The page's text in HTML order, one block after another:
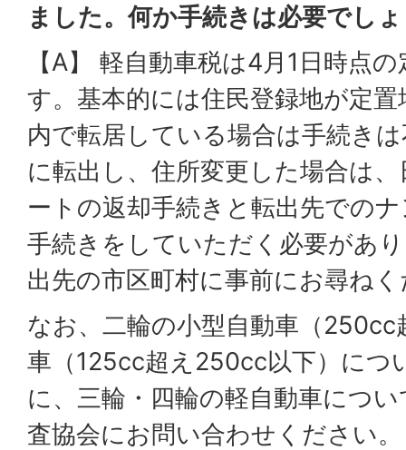
ました。何か手続きは必要でし
【A】 軽自動車税は4月1日時点
す。基本的には住民登録地が定
内で転居している場合は手続き
に転出し、住所変更した場合は
ートの返却手続きと転出先での
手続きをしていただく必要があ
出先の市区町村に事前にお尋ね
なお、二輪の小型自動車（250cc
車（125cc超え250cc以下）につ
に、三輪・四輪の軽自動車につ
査協会にお問い合わせください。